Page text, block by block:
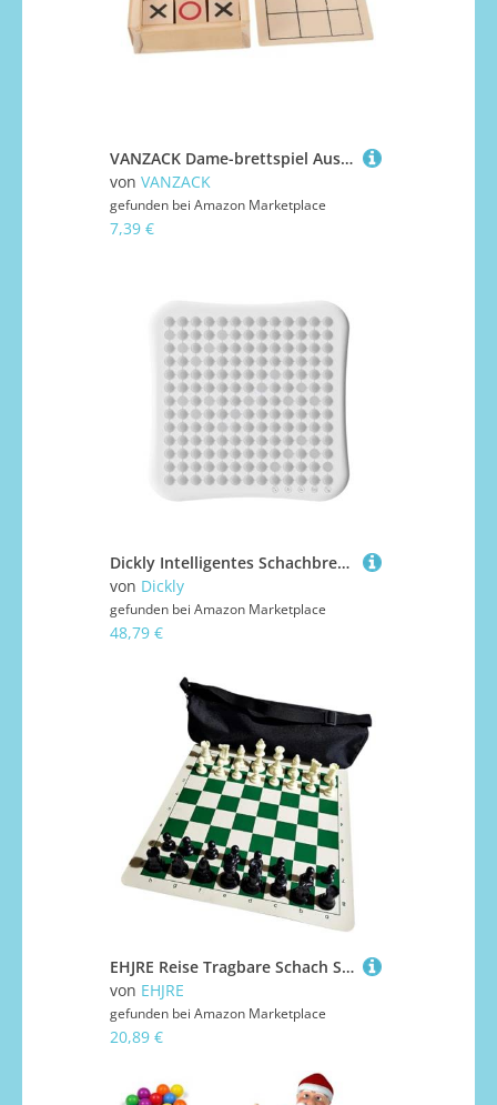
VANZACK Dame-brettspiel Aus Holz Für Familien Tischspiele Für Junge Mädchen Lernspielzeug Reisespiel Büro-schreibtischspielzeug Familienspiel Puzzlespiel
von VANZACK
gefunden bei Amazon Marketplace
7,39 €
Dickly Intelligentes Schachbrettspiel für, Lernspielzeug, Toe, KI, elektronisches intelligentes Brettspiel für, Festivals, Erwachsene
von Dickly
gefunden bei Amazon Marketplace
48,79 €
EHJRE Reise Tragbare Schach Set Erwachsene Kinder Pädagogisches Spielzeug Schach Brettspiel Set
von EHJRE
gefunden bei Amazon Marketplace
20,89 €